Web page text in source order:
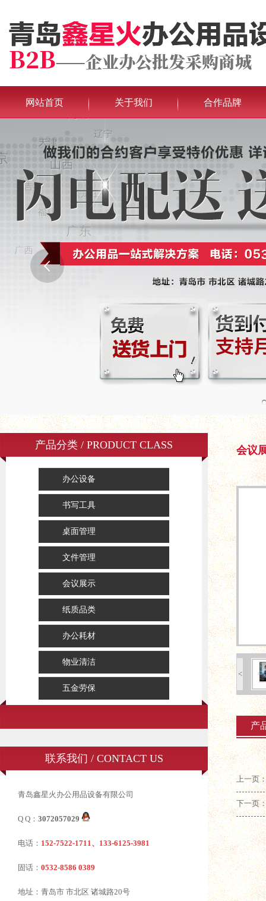
网站首页 关于我们 合作品牌
产品分类 / PRODUCT CLASS
办公设备
书写工具
桌面管理
文件管理
会议展示
纸质品类
办公耗材
物业清洁
五金劳保
联系我们 / CONTACT US
青岛鑫星火办公用品设备有限公司
Q Q： 3072057029
电话： 152-7522-1711、133-6125-3981
固话： 0532-8586 0389
地址：青岛市 市北区 诸城路20号
会议
<
产
上一页
下一页